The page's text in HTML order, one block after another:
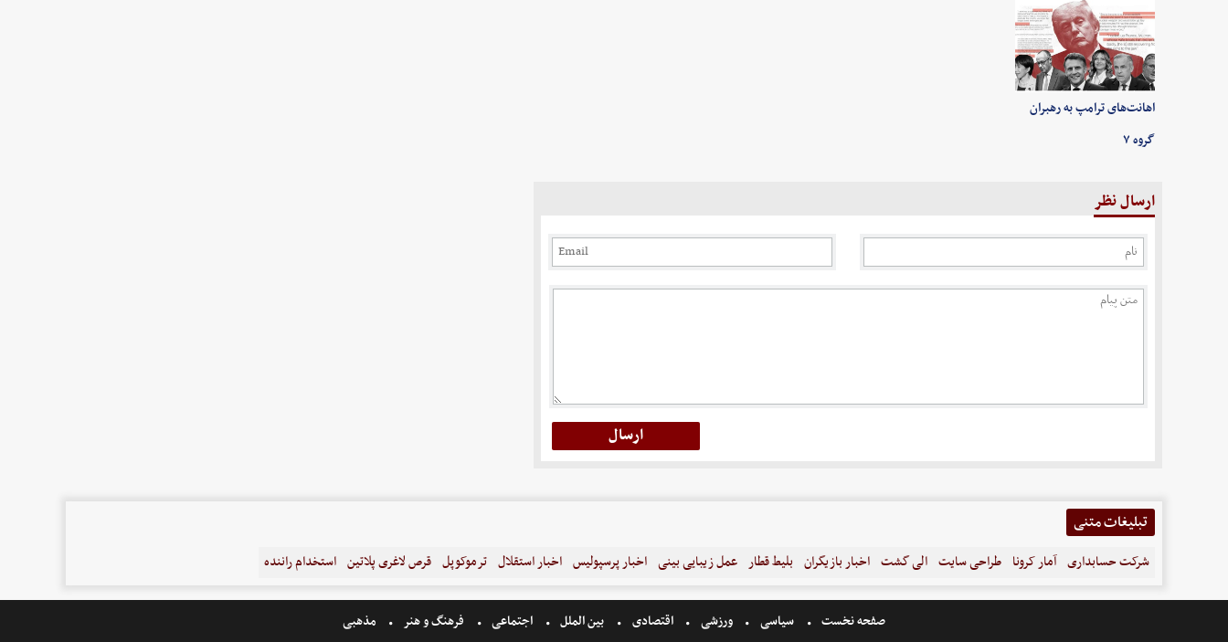
اهانت‌های ترامپ به رهبران
گروه ۷
ارسال نظر
تبلیغات متنی
شرکت حسابداری آمار کرونا طراحی سایت الی گشت اخبار بازیگران بلیط قطار عمل زیبایی بینی اخبار پرسپولیس اخبار استقلال ترموکوپل قرص لاغری پلاتین استخدام راننده
صفحه نخست سیاسی ورزشی اقتصادی بین الملل اجتماعی فرهنگ و هنر مذهبی